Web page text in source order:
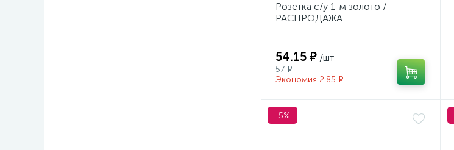
Розетка с/у 1-м золото /
РАСПРОДАЖА
54.15 ₽ /шт
57 ₽
Экономия 2.85 ₽
-5%